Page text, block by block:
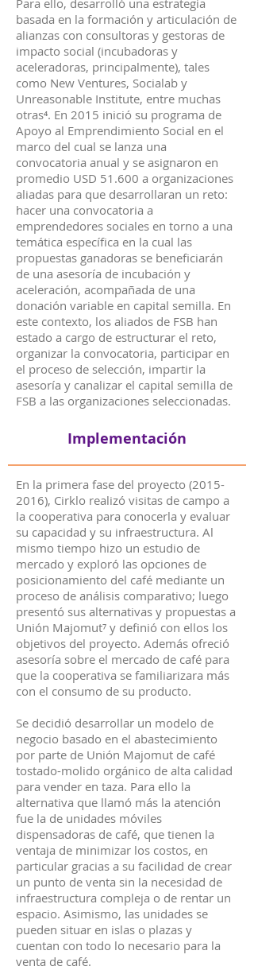
Para ello, desarrolló una estrategia
basada en la formación y articulación de
alianzas con consultoras y gestoras de
impacto social (incubadoras y
aceleradoras, principalmente), tales
como New Ventures, Socialab y
Unreasonable Institute, entre muchas
otras⁴. En 2015 inició su programa de
Apoyo al Emprendimiento Social en el
marco del cual se lanza una
convocatoria anual y se asignaron en
promedio USD 51.600 a organizaciones
aliadas para que desarrollaran un reto:
hacer una convocatoria a
emprendedores sociales en torno a una
temática específica en la cual las
propuestas ganadoras se beneficiarán
de una asesoría de incubación y
aceleración, acompañada de una
donación variable en capital semilla. En
este contexto, los aliados de FSB han
estado a cargo de estructurar el reto,
organizar la convocatoria, participar en
el proceso de selección, impartir la
asesoría y canalizar el capital semilla de
FSB a las organizaciones seleccionadas.
Implementación
En la primera fase del proyecto (2015-
2016), Cirklo realizó visitas de campo a
la cooperativa para conocerla y evaluar
su capacidad y su infraestructura. Al
mismo tiempo hizo un estudio de
mercado y exploró las opciones de
posicionamiento del café mediante un
proceso de análisis comparativo; luego
presentó sus alternativas y propuestas a
Unión Majomut⁷ y definió con ellos los
objetivos del proyecto. Además ofreció
asesoría sobre el mercado de café para
que la cooperativa se familiarizara más
con el consumo de su producto.
Se decidió desarrollar un modelo de
negocio basado en el abastecimiento
por parte de Unión Majomut de café
tostado-molido orgánico de alta calidad
para vender en taza. Para ello la
alternativa que llamó más la atención
fue la de unidades móviles
dispensadoras de café, que tienen la
ventaja de minimizar los costos, en
particular gracias a su facilidad de crear
un punto de venta sin la necesidad de
infraestructura compleja o de rentar un
espacio. Asimismo, las unidades se
pueden situar en islas o plazas y
cuentan con todo lo necesario para la
venta de café.